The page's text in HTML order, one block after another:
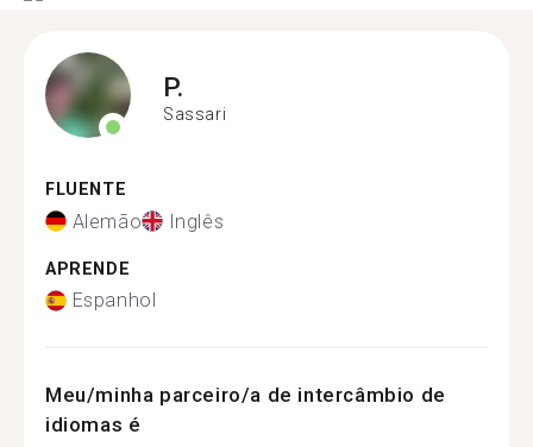
P.
Sassari
FLUENTE
Alemão Inglês
APRENDE
Espanhol
Meu/minha parceiro/a de intercâmbio de
idiomas é